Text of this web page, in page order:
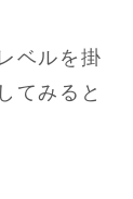
ベルを掛
てみると